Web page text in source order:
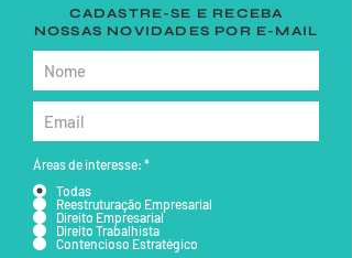
CADASTRE-SE E RECEBA
NOSSAS NOVIDADES POR E-MAIL
Áreas de interesse: *
Todas
Reestruturação Empresarial
Direito Empresarial
Direito Trabalhista
Contencioso Estratégico